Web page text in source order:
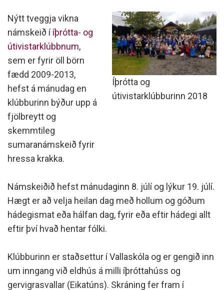
Íþrótta og
útivistarklúbburinn 2018
Nýtt tveggja vikna
námskeið ííþrótta- og
útivistarklúbbnum,
sem er fyrir öll börn
fædd 2009-2013,
hefst á mánudag en
klúbburinn býður upp á
fjölbreytt og
skemmtileg
sumaranámskeið fyrir
hressa krakka.
Námskeiðið hefst mánudaginn 8. júlí og lýkur 19. júlí.
Hægt er að velja heilan dag með hollum og góðum
hádegismat eða hálfan dag, fyrir eða eftir hádegi allt
eftir því hvað hentar fólki.
Klúbburinn er staðsettur í Vallaskóla og er gengið inn
um inngang við eldhús á milli íþróttahúss og
gervigrasvallar (Eikatúns). Skráning fer fram í